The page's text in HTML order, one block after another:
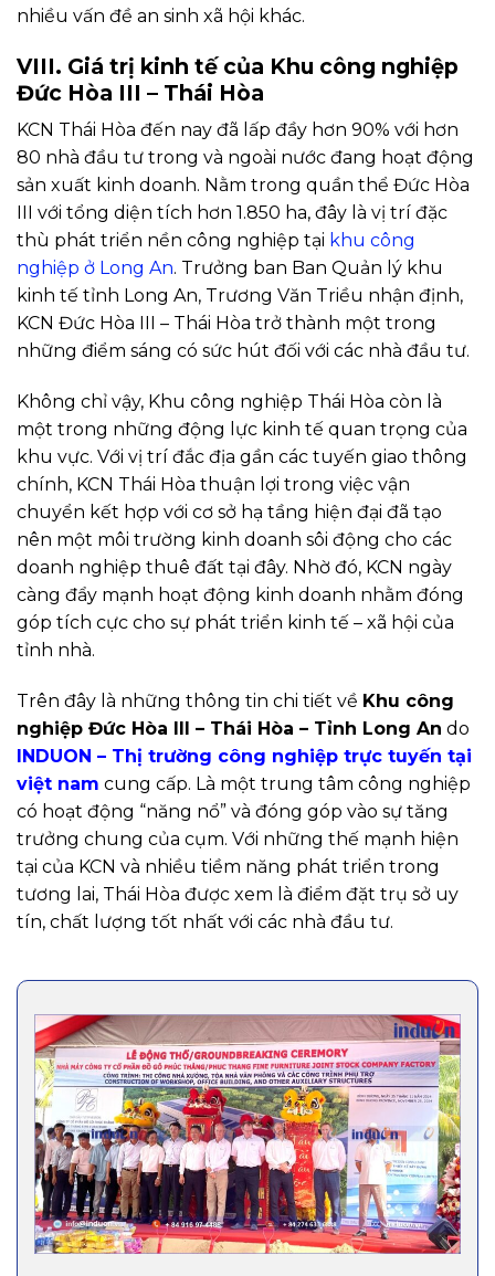
nhiều vấn đề an sinh xã hội khác.
VIII. Giá trị kinh tế của Khu công nghiệp
Đức Hòa III – Thái Hòa
KCN Thái Hòa đến nay đã lấp đầy hơn 90% với hơn
80 nhà đầu tư trong và ngoài nước đang hoạt động
sản xuất kinh doanh. Nằm trong quần thể Đức Hòa
III với tổng diện tích hơn 1.850 ha, đây là vị trí đặc
thù phát triển nền công nghiệp tại khu công
nghiệp ở Long An. Trưởng ban Ban Quản lý khu
kinh tế tỉnh Long An, Trương Văn Triều nhận định,
KCN Đức Hòa III – Thái Hòa trở thành một trong
những điểm sáng có sức hút đối với các nhà đầu tư.
Không chỉ vậy, Khu công nghiệp Thái Hòa còn là
một trong những động lực kinh tế quan trọng của
khu vực. Với vị trí đắc địa gần các tuyến giao thông
chính, KCN Thái Hòa thuận lợi trong việc vận
chuyển kết hợp với cơ sở hạ tầng hiện đại đã tạo
nên một môi trường kinh doanh sôi động cho các
doanh nghiệp thuê đất tại đây. Nhờ đó, KCN ngày
càng đẩy mạnh hoạt động kinh doanh nhằm đóng
góp tích cực cho sự phát triển kinh tế – xã hội của
tỉnh nhà.
Trên đây là những thông tin chi tiết về Khu công
nghiệp Đức Hòa III – Thái Hòa – Tỉnh Long An do
INDUON – Thị trường công nghiệp trực tuyến tại
việt nam cung cấp. Là một trung tâm công nghiệp
có hoạt động “năng nổ” và đóng góp vào sự tăng
trưởng chung của cụm. Với những thế mạnh hiện
tại của KCN và nhiều tiềm năng phát triển trong
tương lai, Thái Hòa được xem là điểm đặt trụ sở uy
tín, chất lượng tốt nhất với các nhà đầu tư.